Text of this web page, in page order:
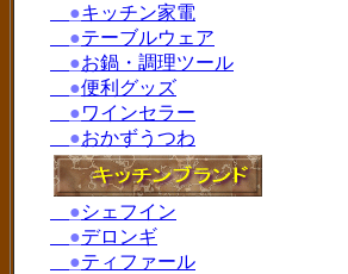
●キッチン家電
●テーブルウェア
●お鍋・調理ツール
●便利グッズ
●ワインセラー
●おかずうつわ
●シェフイン
●デロンギ
●ティファール